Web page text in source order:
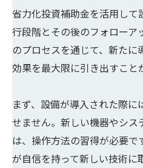
省力化投資補助金を活用し
行段階とその後のフォローア
のプロセスを通じて、新た
効果を最大限に引き出すこと
まず、設備が導入された際
せません。新しい機器やシス
は、操作方法の習得が必要で
が自信を持って新しい技術に